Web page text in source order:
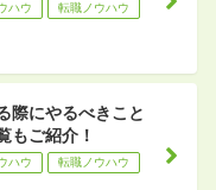
ハウ 転職ノウハウ
際にやるべきこと
もご紹介！
ハウ 転職ノウハウ